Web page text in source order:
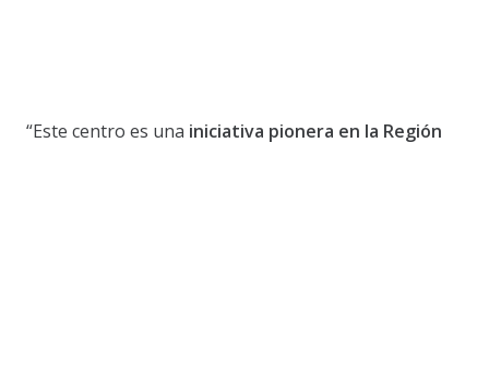
“Este centro es una iniciativa pionera en la Región